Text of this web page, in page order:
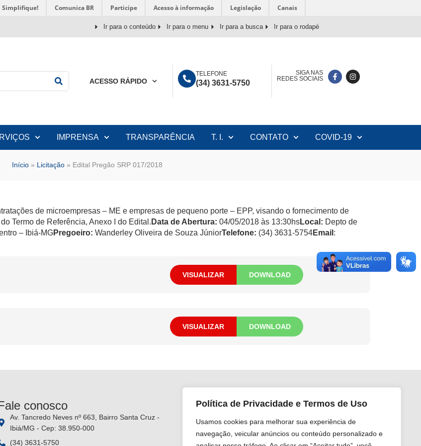
Política de Privacidade e Termos de Uso
Usamos cookies para melhorar sua experiência de
navegação, veicular anúncios ou conteúdo personalizado e
Simplifique! Comunica BR Participe Acesso à informação Legislação Canais
Ir para o conteúdo Ir para o menu Ir para a busca Ir para o rodapé
ACESSO RÁPIDO
TELEFONE
(34) 3631-5750
SIGA NAS
REDES SOCIAIS
IMPRENSA TRANSPARÊNCIA T. I. CONTATO COVID-19
Início» Licitação» Edital Pregão SRP 017/2018
de microempresas – ME e empresas de pequeno porte – EPP, visando o fornecimento de
Termo de Referência, Anexo I do Edital. Data de Abertura: 04/05/2018 às 13:30hsLocal: Depto de
– Ibiá-MGPregoeiro: Wanderley Oliveira de Souza JúniorTelefone: (34) 3631-5754Email :
VISUALIZAR DOWNLOAD
VISUALIZAR DOWNLOAD
conosco
Av. Tancredo Neves nº 663, Bairro Santa Cruz -
Ibiá/MG - Cep: 38.950-000
(34) 3631-5750
Siga nas redes sociais